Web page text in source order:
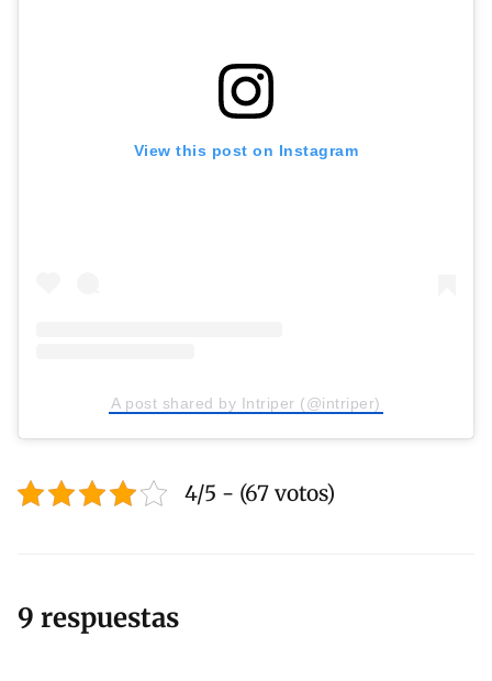
View this post on Instagram
A post shared by Intriper (@intriper)
4/5 - (67 votos)
9 respuestas